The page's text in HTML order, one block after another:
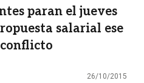
paran el jueves
salarial ese
26/10/2015